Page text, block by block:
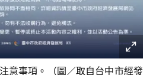
意事項。（圖／取自台中市經發